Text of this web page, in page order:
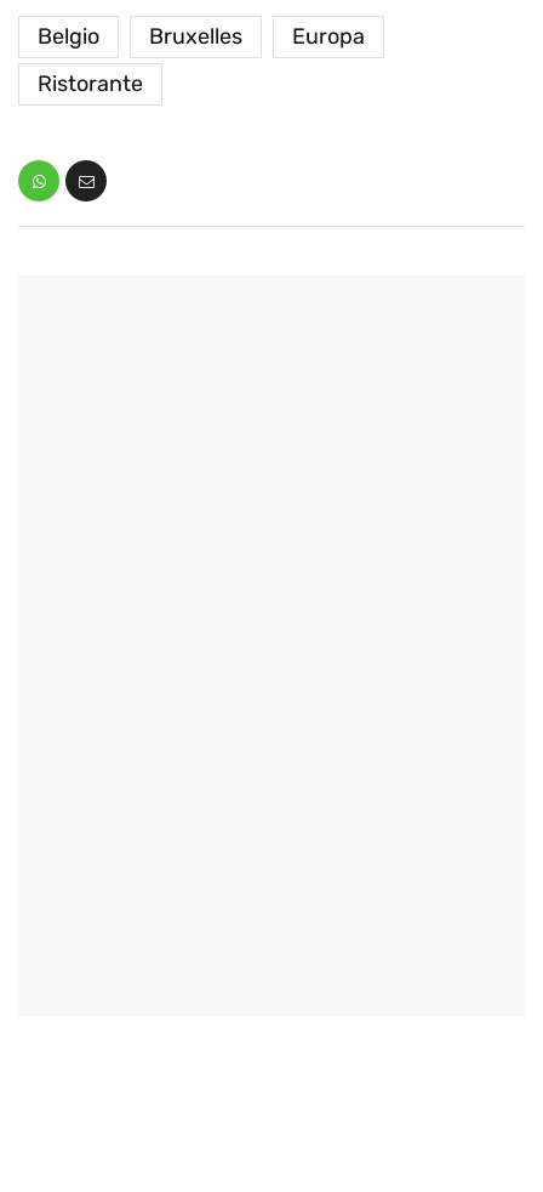
Belgio Bruxelles
Europa
Ristorante